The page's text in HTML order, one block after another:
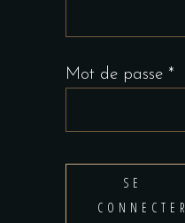
Mot de passe *
SE
CONNECTER